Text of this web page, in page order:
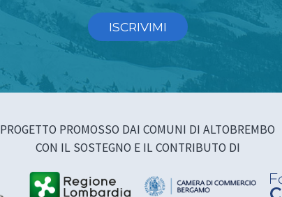
ISCRIVIMI
PROGETTO PROMOSSO DAI COMUNI DI ALTOBREMBO
CON IL SOSTEGNO E IL CONTRIBUTO DI